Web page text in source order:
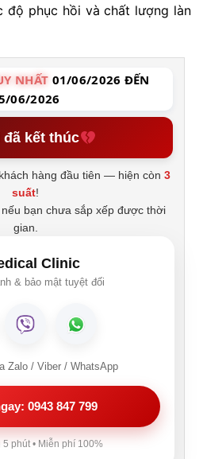
phục hồi và chất lượng làn
NHẤT 01/06/2026 ĐẾN
06/2026
đã kết thúc
hàng đầu tiên — hiện còn3
suất!
bạn chưa sắp xếp được thời
gian.
Clinic
& bảo mật tuyệt đối
Zalo / Viber / WhatsApp
0943 847 799
phút • Miễn phí 100%